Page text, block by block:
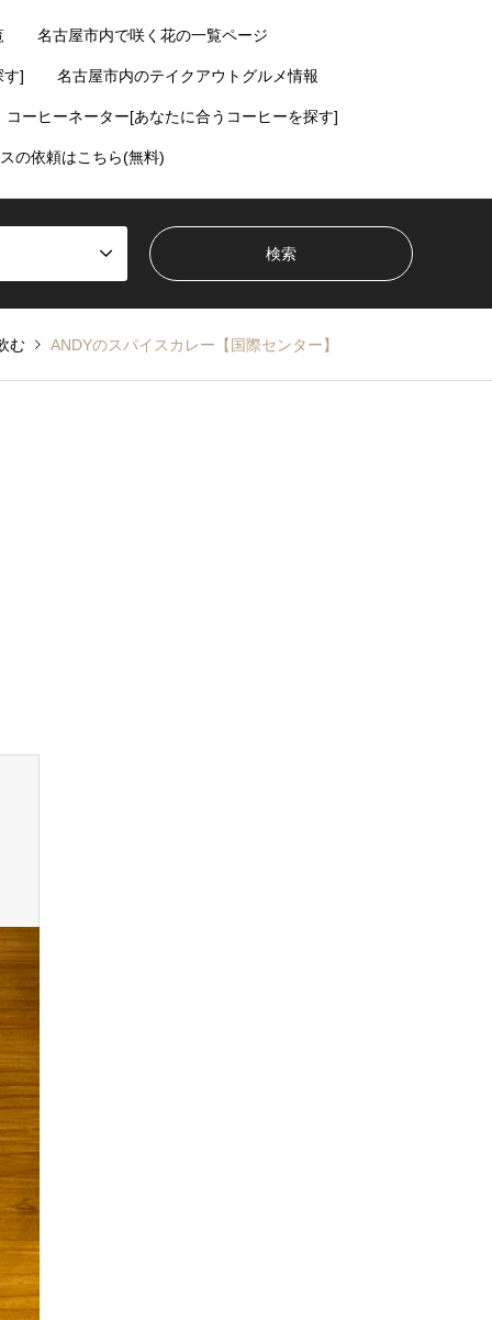
名古屋市内で咲く花の一覧ページ
す] 名古屋市内のテイクアウトグルメ情報
コーヒーネーター[あなたに合うコーヒーを探す]
の依頼はこちら(無料)
む ANDYのスパイスカレー【国際センター】